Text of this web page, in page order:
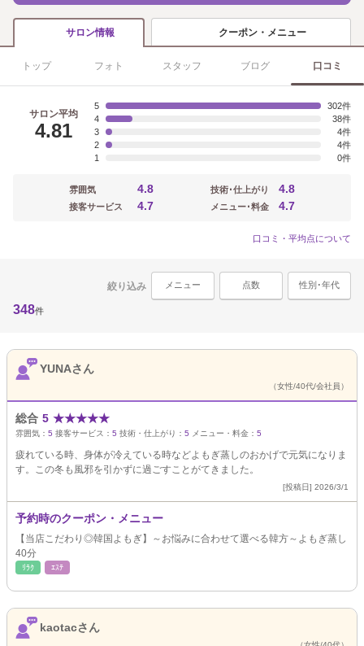
サロン情報 クーポン・メニュー
トップ フォト スタッフ ブログ 口コミ
サロン平均
4.81
5
302
4
38
3
4
2
4
1
0
雰囲気 4.8
接客サービス 4.7
技術･仕上がり 4.8
メニュー･料金 4.7
口コミ・平均点について
絞り込み メニュー 点数 性別･年代
348件
YUNAさん
（女性/40代/会社員）
総合 5 ★★★★★
雰囲気： 5 接客サービス： 5 技術・仕上がり： 5 メニュー・料金： 5
疲れている時、身体が冷えている時などよもぎ蒸しのおかげで元気になりま
す。この冬も風邪を引かずに過ごすことがてきました。
[投稿日] 2026/3/1
予約時のクーポン・メニュー
【当店こだわり◎韓国よもぎ】～お悩みに合わせて選べる韓方～よもぎ蒸し
40分
ﾘﾗｸ ｴｽﾃ
kaotacさん